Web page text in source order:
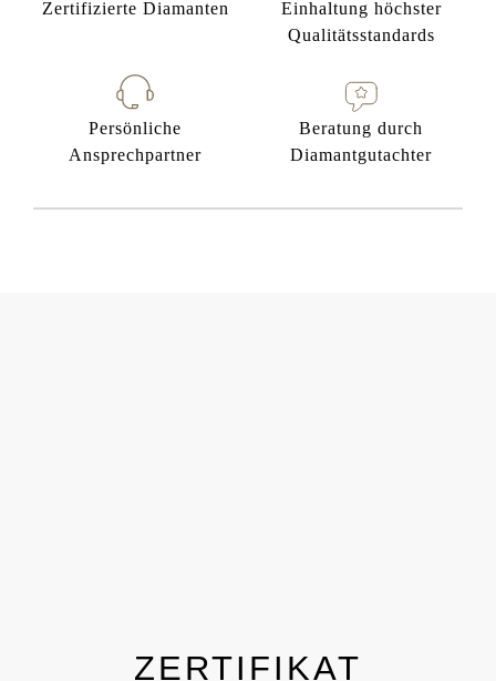
Zertifizierte Diamanten
Einhaltung höchster
Qualitätsstandards
Persönliche
Ansprechpartner
Beratung durch
Diamantgutachter
ZERTIFIKAT